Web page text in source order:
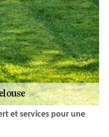
et services pour une